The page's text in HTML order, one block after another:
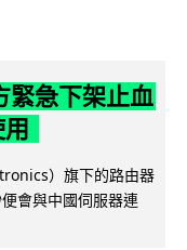
緊急下架止血
）旗下的路由器
會與中國伺服器連